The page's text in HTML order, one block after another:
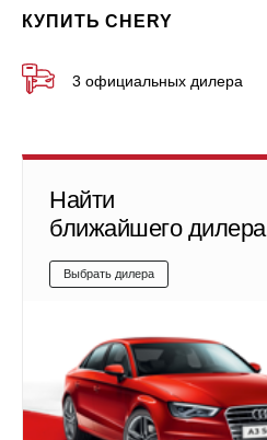
КУПИТЬ CHERY
3 официальных дилера
Найти
ближайшего дилера
Выбрать дилера